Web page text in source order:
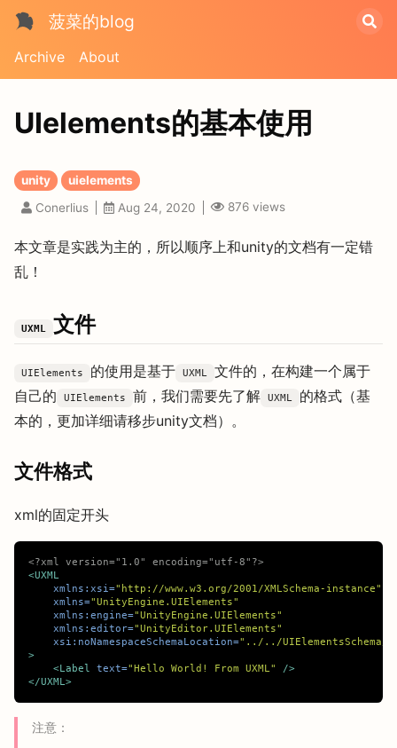
菠菜的blog
Archive About
UIelements的基本使用
unity
uielements
Conerlius
Aug 24, 2020 876 views
本文章是实践为主的，所以顺序上和unity的文档有一定错
乱！
UXML 文件
UIElements 的使用是基于 UXML
文件的，在构建一个属于
自己的
UIElements 前，我们需要先了解 UXML
的格式（基
本的，更加详细请移步unity文档）。
文件格式
xml的固定开头
<?xml version="1.0" encoding="utf-8"?>
<UXML
xmlns:xsi="http://www.w3.org/2001/XMLSchema-instance"
xmlns="UnityEngine.UIElements"
xmlns:engine="UnityEngine.UIElements"
xmlns:editor="UnityEditor.UIElements"
xsi:noNamespaceSchemaLocation="../../UIElementsSchema/
>
<Label
text="Hello World! From UXML"
/>
</UXML>
注意：